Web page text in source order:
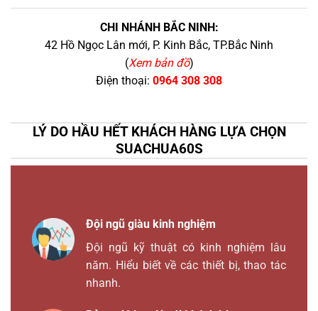
CHI NHÁNH BẮC NINH:
42 Hồ Ngọc Lân mới, P. Kinh Bắc, TP.Bắc Ninh
(Xem bản đồ)
Điện thoại: 0964 308 308
LÝ DO HẦU HẾT KHÁCH HÀNG LỰA CHỌN
SUACHUA60S
Đội ngũ giàu kinh nghiệm
Đội ngũ kỹ thuật có kinh nghiệm lâu
năm. Hiểu biết về các thiết bị, thao tác
nhanh.